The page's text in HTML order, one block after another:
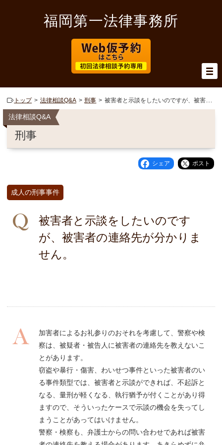
福岡第一法律事務所
トップ 法律相談Q&A 刑事 被害者と示談をしたいのですが、被害者の連絡先が分かりません。
法律相談Q&A
刑事
シェア ポスト
成人の刑事事件
被害者と示談をしたいのです
が、被害者の連絡先が分かりま
せん。
加害者によるお礼参りのおそれを考慮して、警察や検
察は、被疑者・被告人に被害者の連絡先を教えないこ
とがあります。
窃盗や暴行・傷害、わいせつ事件といった被害者のい
る事件類型では、被害者と示談ができれば、不起訴と
なる、量刑が軽くなる、執行猶予が付くことがあり得
ますので、そういったケースで示談の機会を失ってし
まうことがあってはいけません。
警察・検察も、弁護士からの問い合わせであれば被害